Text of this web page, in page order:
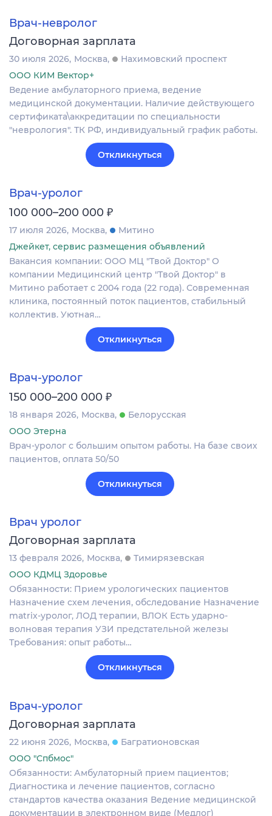
Врач-невролог
Договорная зарплата
30 июля 2026 Москва
Нахимовский проспект
ООО КИМ Вектор+
Ведение амбулаторного приема, ведение
медицинской документации. Наличие действующего
сертификата\аккредитации по специальности
"неврология". ТК РФ, индивидуальный график работы.
Откликнуться
Врач-уролог
100 000–200 000 ₽
17 июля 2026 Москва
Митино
Джейкет, сервис размещения объявлений
Вакансия компании: ООО МЦ "Твой Доктор" О
компании Медицинский центр "Твой Доктор" в
Митино работает с 2004 года (22 года). Современная
клиника, постоянный поток пациентов, стабильный
коллектив. Уютная…
Откликнуться
Врач-уролог
150 000–200 000 ₽
18 января 2026 Москва
Белорусская
ООО Этерна
Врач-уролог с большим опытом работы. На базе своих
пациентов, оплата 50/50
Откликнуться
Врач уролог
Договорная зарплата
13 февраля 2026 Москва
Тимирязевская
ООО КДМЦ Здоровье
Обязанности: Прием урологических пациентов
Назначение схем лечения, обследование Назначение
matrix-уролог, ЛОД терапии, ВЛОК Есть ударно-
волновая терапия УЗИ предстательной железы
Требования: опыт работы…
Откликнуться
Врач-уролог
Договорная зарплата
22 июня 2026 Москва
Багратионовская
ООО "Спбмос"
Обязанности: Амбулаторный прием пациентов;
Диагностика и лечение пациентов, согласно
стандартов качества оказания Ведение медицинской
документации в электронном виде (Медлог)